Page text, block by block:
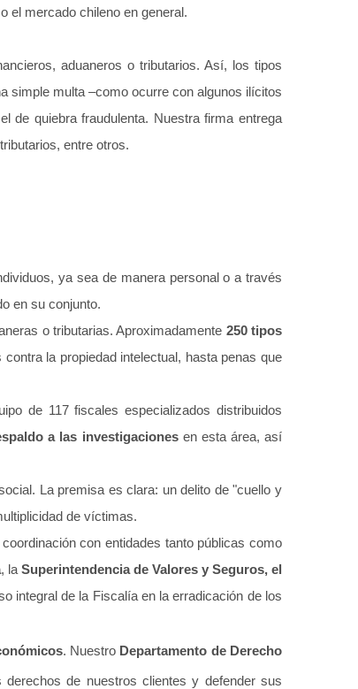
el mercado chileno en general.
aduaneros o tributarios. Así, los tipos
simple multa –como ocurre con algunos ilícitos
de quiebra fraudulenta. Nuestra firma entrega
entre otros.
ya sea de manera personal o a través
en su conjunto.
o tributarias. Aproximadamente 250 tipos
la propiedad intelectual, hasta penas que
de 117 fiscales especializados distribuidos
a las investigacionesen esta área, así
La premisa es clara: un delito de "cuello y
de víctimas.
con entidades tanto públicas como
, la Superintendencia de Valores y Seguros, el
integral de la Fiscalía en la erradicación de los
. Nuestro Departamento de Derecho
de nuestros clientes y defender sus